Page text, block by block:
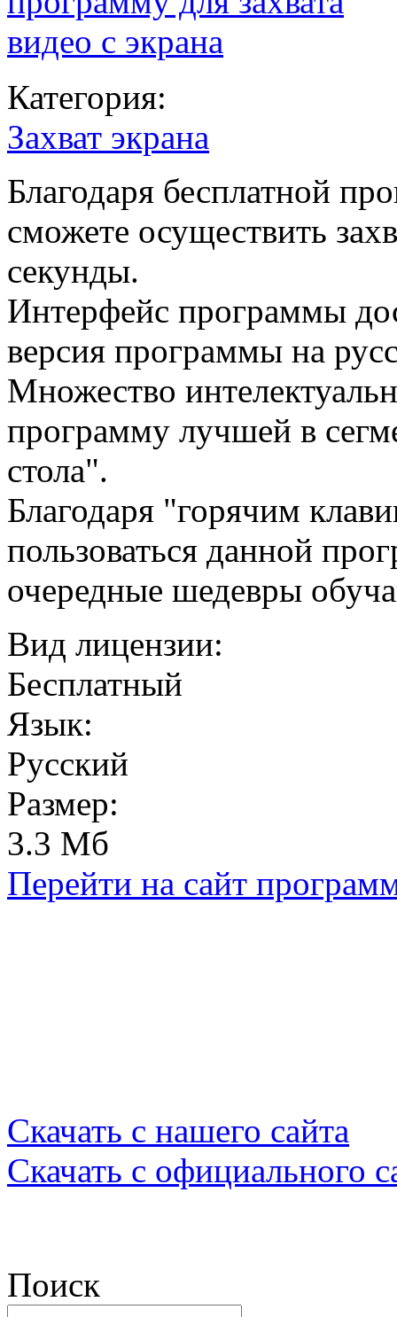
Категория:
Захват экрана
Благодаря бесплатной
сможете осуществить
секунды.
Интерфейс программы
версия программы на
Множество
программу лучшей в
стола".
Благодаря "горячим
пользоваться данной
очередные шедевры
Вид лицензии:
Бесплатный
Язык:
Русский
Размер:
3.3 Мб
Перейти на сайт
Скачать с нашего сайта
Скачать с официального
Поиск